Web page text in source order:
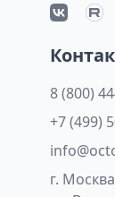
8 (800)
+7 (499)
г.